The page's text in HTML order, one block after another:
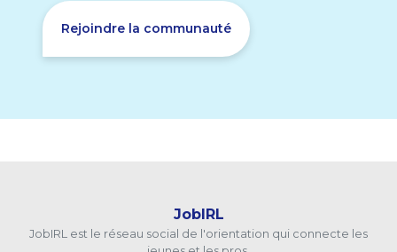
Rejoindre la communauté
JobIRL
JobIRL est le réseau social de l'orientation qui connecte les